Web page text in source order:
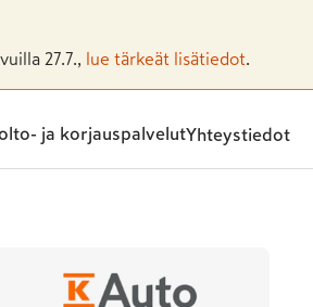
27.7., lue tärkeät lisätiedot
ja korjauspalvelutYhteystiedot